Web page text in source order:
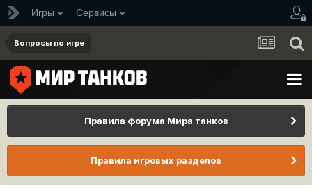
Игры Сервисы
Вопросы по игре
Правила форума Мира танков
Правила игровых разделов